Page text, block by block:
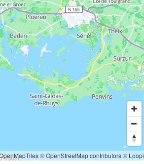
© OpenStreetMap contributors© Loopi